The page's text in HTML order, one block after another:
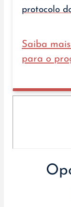
protocolo
Saiba
para o